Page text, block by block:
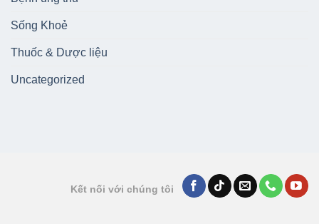
Sống Khoẻ
Thuốc & Dược liệu
Uncategorized
Kết nối với chúng tôi